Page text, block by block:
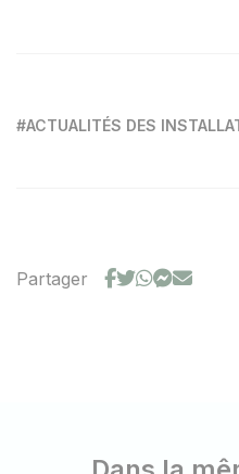
#ACTUALITÉS DES
Partager